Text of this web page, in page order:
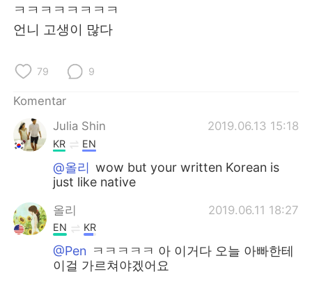
ㅋㅋㅋㅋㅋㅋㅋㅋ
언니 고생이 많다
79 9
Komentar
Julia Shin
2019.06.13 15:18
KR EN
@올리 wow but your written Korean is
just like native
올리 2019.06.11 18:27
EN KR
@Pen ㅋㅋㅋㅋㅋ 아 이거다 오늘 아빠한테
이걸 가르쳐야겠어요